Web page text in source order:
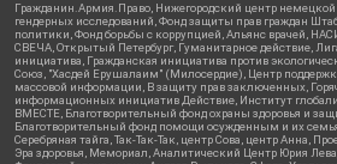
Гражданин.Армия.Право, Нижегородский центр
гендерных исследований, Фонд защиты прав граждан
политики, Фонд борьбы с коррупцией, Альянс врачей,
СВЕЧА, Открытый Петербург, Гуманитарное действие,
инициатива, Гражданская инициатива против
Союз, "Хасдей Ерушалаим" (Милосердие), Центр
массовой информации, В защиту прав заключенных,
информационных инициатив Действие, Институт
ВМЕСТЕ, Благотворительный фонд охраны здоровья и
Благотворительный фонд помощи осужденным и их
Серебряная тайга, Так-Так-Так, центр Сова, центр Анна,
Эра здоровья, Мемориал, Аналитический Центр Юрия